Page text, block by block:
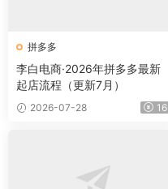
拼多多
李白电商·2026年拼多多最新
起店流程（更新7月）
2026-07-28 16